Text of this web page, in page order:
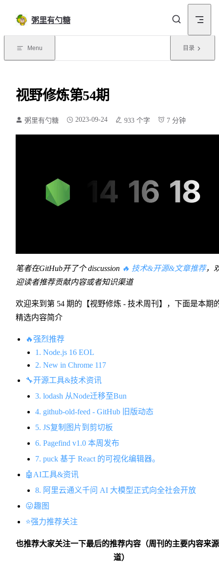
粥里有勺糖
Menu 目录
视野修炼第54期
粥里有勺糖 2023-09-24 933 个字 7 分钟
笔者在GitHub开了个 discussion 🔥 技术&开源&文章推荐，
迎读者推荐贡献内容或者知识渠道
欢迎来到第 54 期的【视野修炼 - 技术周刊】，下面是本期
精选内容简介
🔥强烈推荐
1. Node.js 16 EOL
2. New in Chrome 117
🔧开源工具&技术资讯
3. lodash 从Node迁移至Bun
4. github-old-feed - GitHub 旧版动态
5. JS复制图片到剪切板
6. Pagefind v1.0 本周发布
7. puck 基于 React 的可视化编辑器。
🤖AI工具&资讯
8. 阿里云通义千问 AI 大模型正式向全社会开放
😛趣图
⭐️强力推荐关注
也推荐大家关注一下最后的推荐内容（周刊的主要内容来
道）